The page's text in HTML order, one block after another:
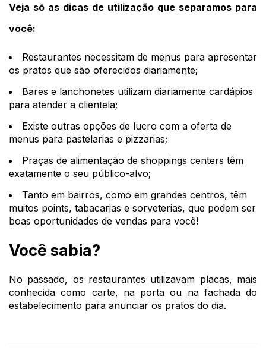
Veja só as dicas de utilização que separamos para
você:
Restaurantes necessitam de menus para apresentar
os pratos que são oferecidos diariamente;
Bares e lanchonetes utilizam diariamente cardápios
para atender a clientela;
Existe outras opções de lucro com a oferta de
menus para pastelarias e pizzarias;
Praças de alimentação de shoppings centers têm
exatamente o seu público-alvo;
Tanto em bairros, como em grandes centros, têm
muitos points, tabacarias e sorveterias, que podem ser
boas oportunidades de vendas para você!
Você sabia?
No passado, os restaurantes utilizavam placas, mais
conhecida como carte, na porta ou na fachada do
estabelecimento para anunciar os pratos do dia.